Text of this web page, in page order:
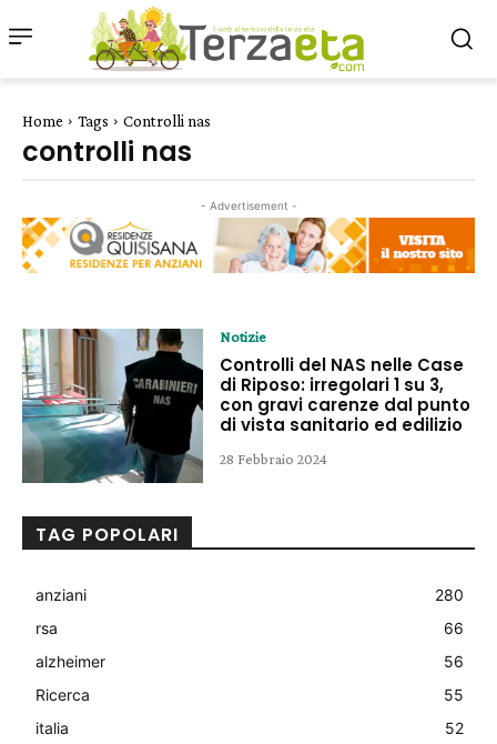
Home Tags Controlli nas
controlli nas
- Advertisement -
Notizie
Controlli del NAS nelle Case
di Riposo: irregolari 1 su 3,
con gravi carenze dal punto
di vista sanitario ed edilizio
28 Febbraio 2024
TAG POPOLARI
anziani
280
rsa
66
alzheimer
56
Ricerca
55
italia
52